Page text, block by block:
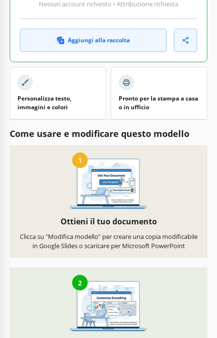
Nessun account richiesto • Attribuzione richiesta
Aggiungi alla raccolta
Personalizza testo,
immagini e colori
Pronto per la stampa a casa
o in ufficio
Come usare e modificare questo modello
1
Ottieni il tuo documento
Clicca su "Modifica modello" per creare una copia modificabile
in Google Slides o scaricare per Microsoft PowerPoint
2